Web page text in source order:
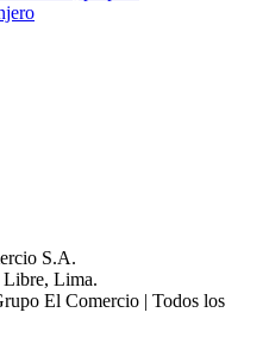
S.A.
Libre, Lima.
El Comercio | Todos los